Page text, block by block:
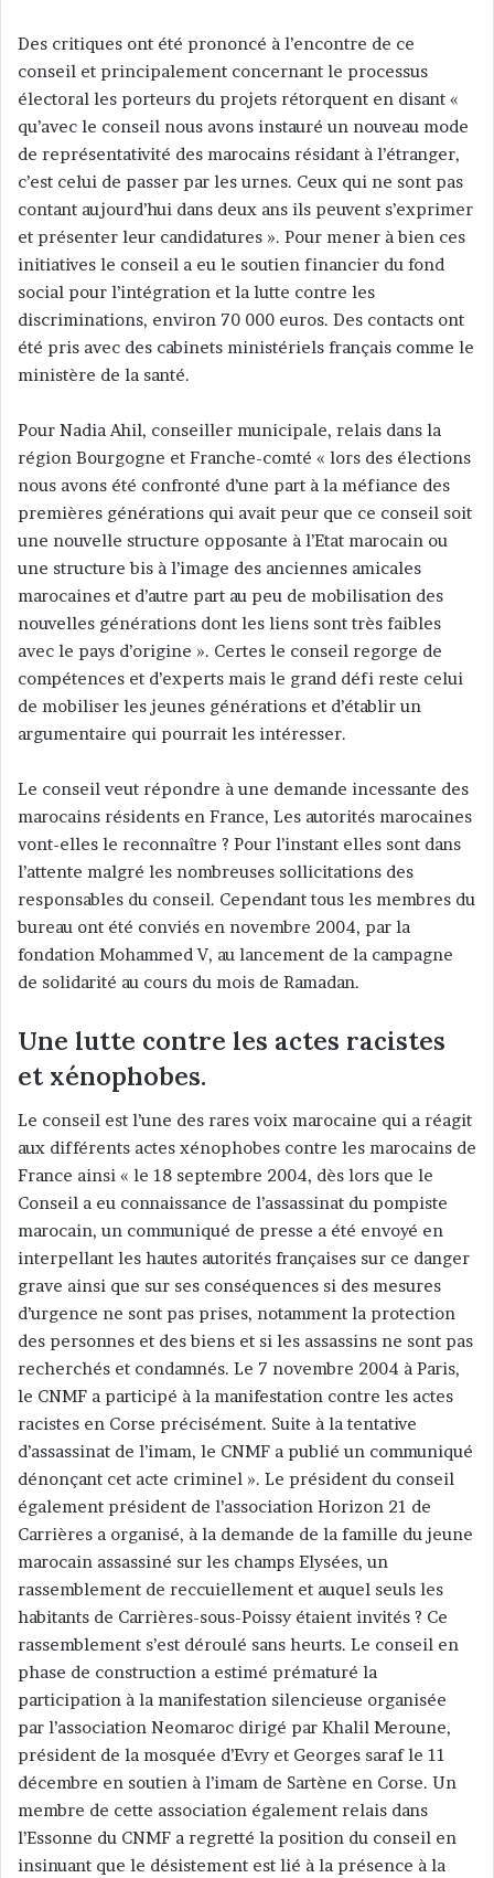
Des critiques ont été prononcé à l’encontre de ce
conseil et principalement concernant le processus
électoral les porteurs du projets rétorquent en disant «
qu’avec le conseil nous avons instauré un nouveau mode
de représentativité des marocains résidant à l’étranger,
c’est celui de passer par les urnes. Ceux qui ne sont pas
contant aujourd’hui dans deux ans ils peuvent s’exprimer
et présenter leur candidatures ». Pour mener à bien ces
initiatives le conseil a eu le soutien financier du fond
social pour l’intégration et la lutte contre les
discriminations, environ 70 000 euros. Des contacts ont
été pris avec des cabinets ministériels français comme le
ministère de la santé.
Pour Nadia Ahil, conseiller municipale, relais dans la
région Bourgogne et Franche-comté « lors des élections
nous avons été confronté d’une part à la méfiance des
premières générations qui avait peur que ce conseil soit
une nouvelle structure opposante à l’Etat marocain ou
une structure bis à l’image des anciennes amicales
marocaines et d’autre part au peu de mobilisation des
nouvelles générations dont les liens sont très faibles
avec le pays d’origine ». Certes le conseil regorge de
compétences et d’experts mais le grand défi reste celui
de mobiliser les jeunes générations et d’établir un
argumentaire qui pourrait les intéresser.
Le conseil veut répondre à une demande incessante des
marocains résidents en France, Les autorités marocaines
vont-elles le reconnaître ? Pour l’instant elles sont dans
l’attente malgré les nombreuses sollicitations des
responsables du conseil. Cependant tous les membres du
bureau ont été conviés en novembre 2004, par la
fondation Mohammed V, au lancement de la campagne
de solidarité au cours du mois de Ramadan.
Une lutte contre les actes racistes
et xénophobes.
Le conseil est l’une des rares voix marocaine qui a réagit
aux différents actes xénophobes contre les marocains de
France ainsi « le 18 septembre 2004, dès lors que le
Conseil a eu connaissance de l’assassinat du pompiste
marocain, un communiqué de presse a été envoyé en
interpellant les hautes autorités françaises sur ce danger
grave ainsi que sur ses conséquences si des mesures
d’urgence ne sont pas prises, notamment la protection
des personnes et des biens et si les assassins ne sont pas
recherchés et condamnés. Le 7 novembre 2004 à Paris,
le CNMF a participé à la manifestation contre les actes
racistes en Corse précisément. Suite à la tentative
d’assassinat de l’imam, le CNMF a publié un communiqué
dénonçant cet acte criminel ». Le président du conseil
également président de l’association Horizon 21 de
Carrières a organisé, à la demande de la famille du jeune
marocain assassiné sur les champs Elysées, un
rassemblement de reccuiellement et auquel seuls les
habitants de Carrières-sous-Poissy étaient invités ? Ce
rassemblement s’est déroulé sans heurts. Le conseil en
phase de construction a estimé prématuré la
participation à la manifestation silencieuse organisée
par l’association Neomaroc dirigé par Khalil Meroune,
président de la mosquée d’Evry et Georges saraf le 11
décembre en soutien à l’imam de Sartène en Corse. Un
membre de cette association également relais dans
l’Essonne du CNMF a regretté la position du conseil en
insinuant que le désistement est lié à la présence à la